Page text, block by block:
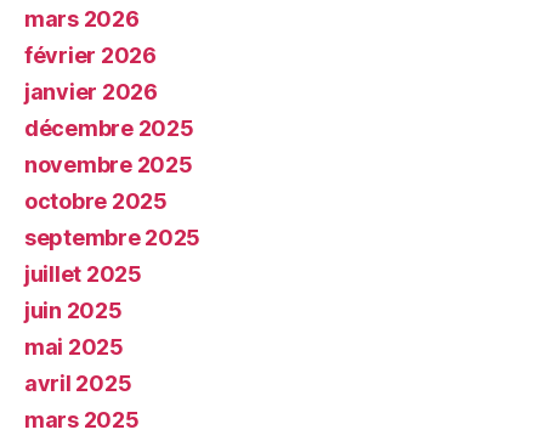
mars 2026
février 2026
janvier 2026
décembre 2025
novembre 2025
octobre 2025
septembre 2025
juillet 2025
juin 2025
mai 2025
avril 2025
mars 2025